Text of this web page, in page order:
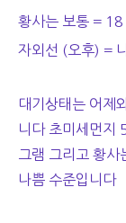
황사는 보통 = 18
자외선 (오후) =
대기상태는 어제
니다 초미세먼지
그램 그리고 황
나쁨 수준입니다